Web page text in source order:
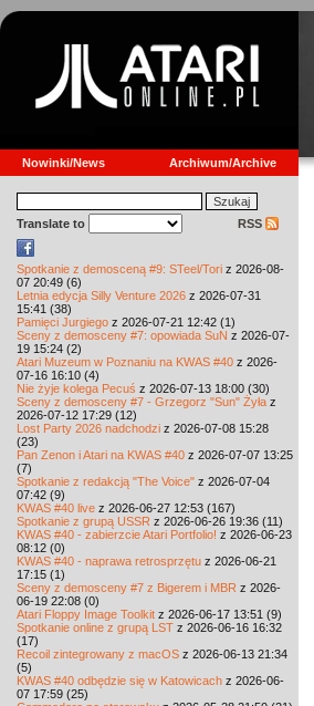
Nowinki/News Archiwum/Archive
Translate to RSS
Spotkanie z demosceną #9: STeel/Tori z 2026-08-
07 20:49 (6)
Letnia edycja Silly Venture 2026 z 2026-07-31
15:41 (38)
Pamięci Jurgiego z 2026-07-21 12:42 (1)
Sceny z demosceny #7: opowiada SuN z 2026-07-
19 15:24 (2)
Atari Muzeum w Poznaniu na KWAS #40 z 2026-
07-16 16:10 (4)
Nie żyje kolega Pecuś z 2026-07-13 18:00 (30)
Sceny z demosceny #7 - Grzegorz "Sun" Żyła z
2026-07-12 17:29 (12)
Lost Party 2026 nadchodzi z 2026-07-08 15:28
(23)
Pan Zenon i Atari na KWAS #40 z 2026-07-07 13:25
(7)
Spotkanie z redakcją "The Voice" z 2026-07-04
07:42 (9)
KWAS #40 live z 2026-06-27 12:53 (167)
Spotkanie z grupą USSR z 2026-06-26 19:36 (11)
KWAS #40 - zabierzcie Atari Portfolio! z 2026-06-23
08:12 (0)
KWAS #40 - naprawa retrosprzętu z 2026-06-21
17:15 (1)
Sceny z demosceny #7 z Bigerem i MBR z 2026-
06-19 22:08 (0)
Atari Floppy Image Toolkit z 2026-06-17 13:51 (9)
Spotkanie online z grupą LST z 2026-06-16 16:32
(17)
Recoil zintegrowany z macOS z 2026-06-13 21:34
(5)
KWAS #40 odbędzie się w Katowicach z 2026-06-
07 17:59 (25)